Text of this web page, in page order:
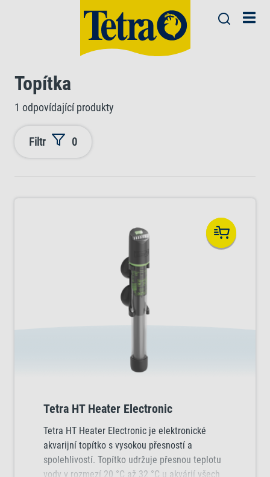
Topítka
1 odpovídající produkty
Filtr 0
Tetra HT Heater Electronic
Tetra HT Heater Electronic je elektronické
akvarijní topítko s vysokou přesností a
spolehlivostí. Topítko udržuje přesnou teplotu
vody v rozmezí 20 °C až 32 °C u akvárií všech